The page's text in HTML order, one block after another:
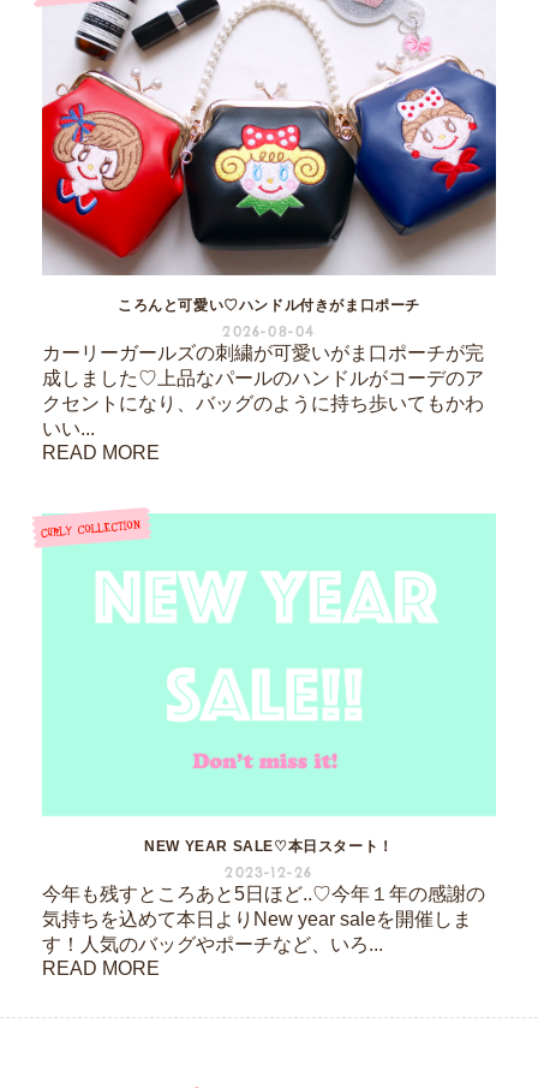
ころんと可愛い♡ハンドル付きがま口ポーチ
2026-08-04
カーリーガールズの刺繍が可愛いがま口ポーチが完
成しました♡上品なパールのハンドルがコーデのア
クセントになり、バッグのように持ち歩いてもかわ
いい...
READ MORE
NEW YEAR SALE♡本日スタート！
2023-12-26
今年も残すところあと5日ほど..♡今年１年の感謝の
気持ちを込めて本日よりNew year saleを開催しま
す！人気のバッグやポーチなど、いろ...
READ MORE